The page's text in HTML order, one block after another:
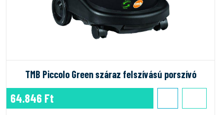
TMB Piccolo Green száraz felszívású porszívó
64.846 Ft